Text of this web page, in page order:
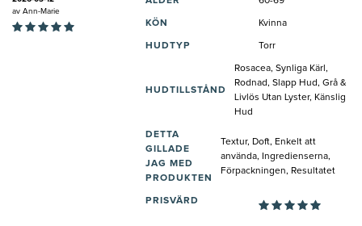
av Ann-Marie
KÖN Kvinna
HUDTYP Torr
HUDTILLSTÅND
Rosacea, Synliga Kärl,
Rodnad, Slapp Hud, Grå &
Livlös Utan Lyster, Känslig
Hud
DETTA
GILLADE
JAG MED
PRODUKTEN
Textur, Doft, Enkelt att
använda, Ingredienserna,
Förpackningen, Resultatet
PRISVÄRD